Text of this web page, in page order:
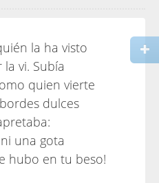
la ha visto
vi. Subía
quien vierte
dulces
una gota
hubo en tu beso!